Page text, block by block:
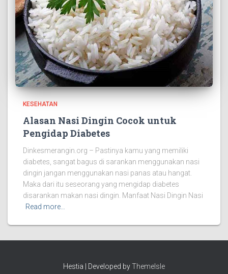
KESEHATAN
Alasan Nasi Dingin Cocok untuk
Pengidap Diabetes
Dinkesmerangin.org – Pastinya kamu yang memiliki
diabetes, sangat bagus di sarankan menggunakan nasi
dingin jangan menggunakan nasi panas atau hangat.
Maka dari itu seseorang yang mengidap diabetes
disarankan makan nasi dingin. Manfaat Nasi Dingin Nasi
Read more…
Hestia | Developed byThemeIsle